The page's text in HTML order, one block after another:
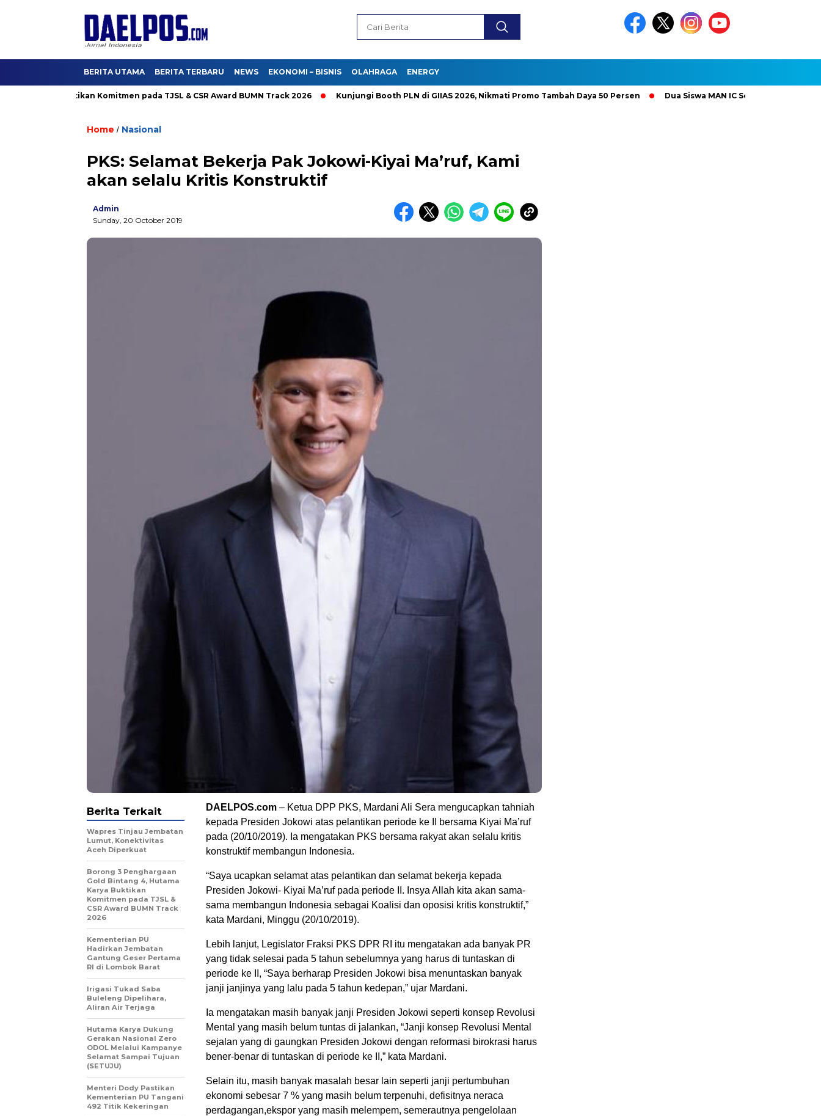
BERITA UTAMA BERITA TERBARU NEWS EKONOMI – BISNIS OLAHRAGA ENERGY
Buktikan Komitmen pada TJSL & CSR Award BUMN Track 2026 Kunjungi Booth PLN di GIIAS 2026, Nikmati Promo Tambah Daya 50 Persen Dua Siswa MAN IC Serpong Wakili RI di
Home / Nasional
PKS: Selamat Bekerja Pak Jokowi-Kiyai Ma’ruf, Kami
akan selalu Kritis Konstruktif
Admin
Sunday, 20 October 2019
DAELPOS.com – Ketua DPP PKS, Mardani Ali Sera mengucapkan tahniah
kepada Presiden Jokowi atas pelantikan periode ke II bersama Kiyai Ma’ruf
pada (20/10/2019). Ia mengatakan PKS bersama rakyat akan selalu kritis
konstruktif membangun Indonesia.
“Saya ucapkan selamat atas pelantikan dan selamat bekerja kepada
Presiden Jokowi- Kiyai Ma’ruf pada periode II. Insya Allah kita akan sama-
sama membangun Indonesia sebagai Koalisi dan oposisi kritis konstruktif,”
kata Mardani, Minggu (20/10/2019).
Lebih lanjut, Legislator Fraksi PKS DPR RI itu mengatakan ada banyak PR
yang tidak selesai pada 5 tahun sebelumnya yang harus di tuntaskan di
periode ke II, “Saya berharap Presiden Jokowi bisa menuntaskan banyak
janji janjinya yang lalu pada 5 tahun kedepan,” ujar Mardani.
Ia mengatakan masih banyak janji Presiden Jokowi seperti konsep Revolusi
Mental yang masih belum tuntas di jalankan, “Janji konsep Revolusi Mental
sejalan yang di gaungkan Presiden Jokowi dengan reformasi birokrasi harus
bener-benar di tuntaskan di periode ke II,” kata Mardani.
Selain itu, masih banyak masalah besar lain seperti janji pertumbuhan
ekonomi sebesar 7 % yang masih belum terpenuhi, defisitnya neraca
perdagangan,ekspor yang masih melempem, semerautnya pengelolaan
Berita Terkait
Wapres Tinjau Jembatan
Lumut, Konektivitas
Aceh Diperkuat
Borong 3 Penghargaan
Gold Bintang 4, Hutama
Karya Buktikan
Komitmen pada TJSL &
CSR Award BUMN Track
2026
Kementerian PU
Hadirkan Jembatan
Gantung Geser Pertama
RI di Lombok Barat
Irigasi Tukad Saba
Buleleng Dipelihara,
Aliran Air Terjaga
Hutama Karya Dukung
Gerakan Nasional Zero
ODOL Melalui Kampanye
Selamat Sampai Tujuan
(SETUJU)
Menteri Dody Pastikan
Kementerian PU Tangani
492 Titik Kekeringan